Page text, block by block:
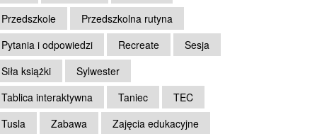
Przedszkole
Przedszkolna rutyna
Pytania i odpowiedzi
Recreate
Sesja
Siła książki
Sylwester
Tablica interaktywna
Taniec
TEC
Tusla
Zabawa
Zajęcia edukacyjne